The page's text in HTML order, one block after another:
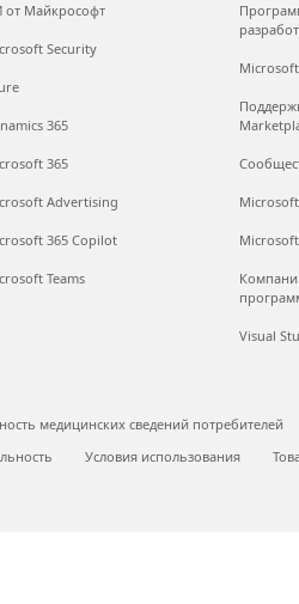
от Майкрософт
Security
365
365
Advertising
365 Copilot
Teams
Visual
медицинских сведений потребителей
Условия использования